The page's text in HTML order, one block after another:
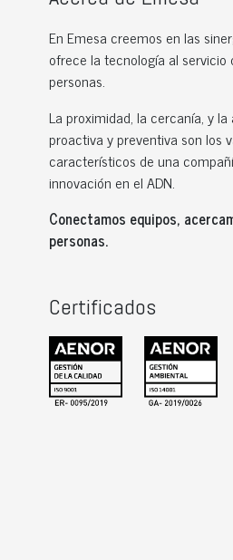
En Emesa creemos en las
ofrece la tecnología al servicio
personas.
La proximidad, la cercanía, y
proactiva y preventiva son los
característicos de una
innovación en el ADN.
Conectamos equipos,
personas.
Certificados